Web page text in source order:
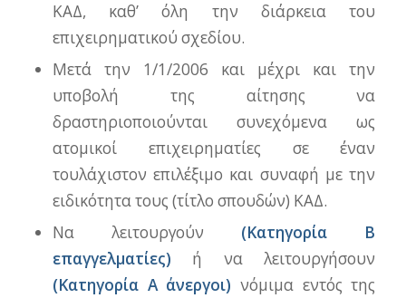
ΚΑΔ, καθ’ όλη την διάρκεια του
επιχειρηματικού σχεδίου.
Μετά την 1/1/2006 και μέχρι και την
υποβολή της αίτησης να
δραστηριοποιούνται συνεχόμενα ως
ατομικοί επιχειρηματίες σε έναν
τουλάχιστον επιλέξιμο και συναφή με την
ειδικότητα τους (τίτλο σπουδών) ΚΑΔ.
Να λειτουργούν (Κατηγορία Β
επαγγελματίες) ή να λειτουργήσουν
(Κατηγορία Α άνεργοι) νόμιμα εντός της